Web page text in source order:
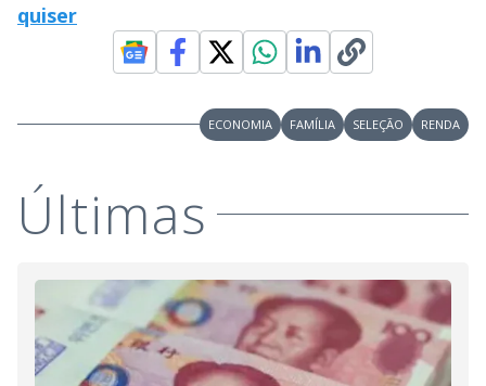
quiser
ECONOMIA FAMÍLIA SELEÇÃO RENDA
Últimas